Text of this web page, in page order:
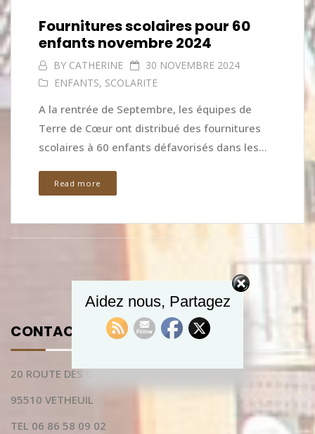
Fournitures scolaires pour 60
enfants novembre 2024
BY CATHERINE
30 NOVEMBRE 2024
ENFANTS, SCOLARITE
A la rentrée de Septembre, les équipes de
Terre de Cœur ont distribué des fournitures
scolaires à 60 enfants défavorisés dans les...
Read more
CONTACTEZ NOUS
20 ROUTE DES CRETES
95510 VETHEUIL
TEL 06 86 58 09 02
Aidez nous, Partagez